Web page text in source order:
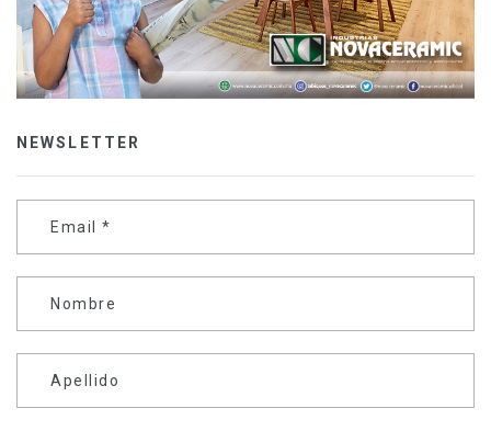
NEWSLETTER
Email *
Nombre
Apellido